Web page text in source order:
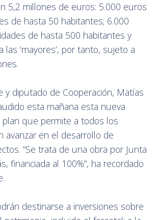
5,2 millones de euros: 5.000 euros
de hasta 50 habitantes; 6.000
de hasta 500 habitantes y
las ‘mayores’, por tanto, sujeto a
y diputado de Cooperación, Matías
esta mañana esta nueva
plan que permite a todos los
avanzar en el desarrollo de
“Se trata de una obra por Junta
financiada al 100%”, ha recordado
destinarse a inversiones sobre